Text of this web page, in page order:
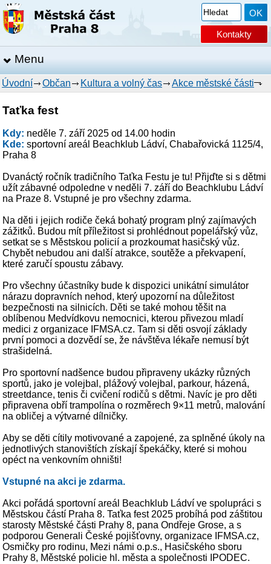
Kontakty
Menu
Úvodní Občan Kultura a volný čas Akce městské části
Taťka fest
Kdy: neděle 7. září 2025 od 14.00 hodin
Kde:sportovní areál Beachklub Ládví, Chabařovická 1125/4,
Praha 8
Dvanáctý ročník tradičního Taťka Festu je tu! Přijďte si s dětmi
užít zábavné odpoledne v neděli 7. září do Beachklubu Ládví
na Praze 8. Vstupné je pro všechny zdarma.
Na děti i jejich rodiče čeká bohatý program plný zajímavých
zážitků. Budou mít příležitost si prohlédnout popelářský vůz,
setkat se s Městskou policií a prozkoumat hasičský vůz.
Chybět nebudou ani další atrakce, soutěže a překvapení,
které zaručí spoustu zábavy.
Pro všechny účastníky bude k dispozici unikátní simulátor
nárazu dopravních nehod, který upozorní na důležitost
bezpečnosti na silnicích. Děti se také mohou těšit na
oblíbenou Medvídkovu nemocnici, kterou přivezou mladí
medici z organizace IFMSA.cz. Tam si děti osvojí základy
první pomoci a dozvědí se, že návštěva lékaře nemusí být
strašidelná.
Pro sportovní nadšence budou připraveny ukázky různých
sportů, jako je volejbal, plážový volejbal, parkour, házená,
streetdance, tenis či cvičení rodičů s dětmi. Navíc je pro děti
připravena obří trampolína o rozměrech 9×11 metrů, malování
na obličej a výtvarné dílničky.
Aby se děti cítily motivované a zapojené, za splněné úkoly na
jednotlivých stanovištích získají špekáčky, které si mohou
opéct na venkovním ohništi!
Vstupné na akci je zdarma.
Akci pořádá sportovní areál Beachklub Ládví ve spolupráci s
Městskou částí Praha 8. Taťka fest 2025 probíhá pod záštitou
starosty Městské části Prahy 8, pana Ondřeje Grose, a s
podporou Generali České pojišťovny, organizace IFMSA.cz,
Osmičky pro rodinu, Mezi námi o.p.s., Hasičského sboru
Prahy 8, Městské policie hl. města a společnosti IPODEC.